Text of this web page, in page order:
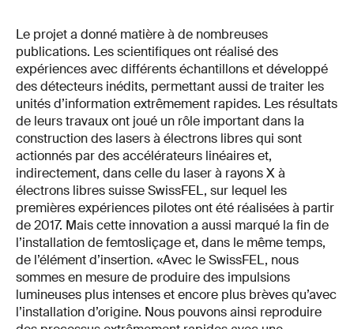
Le projet a donné matière à de nombreuses
publications. Les scientifiques ont réalisé des
expériences avec différents échantillons et développé
des détecteurs inédits, permettant aussi de traiter les
unités d’information extrêmement rapides. Les résultats
de leurs travaux ont joué un rôle important dans la
construction des lasers à électrons libres qui sont
actionnés par des accélérateurs linéaires et,
indirectement, dans celle du laser à rayons X à
électrons libres suisse SwissFEL, sur lequel les
premières expériences pilotes ont été réalisées à partir
de 2017. Mais cette innovation a aussi marqué la fin de
l’installation de femtosliçage et, dans le même temps,
de l’élément d’insertion. «Avec le SwissFEL, nous
sommes en mesure de produire des impulsions
lumineuses plus intenses et encore plus brèves qu’avec
l’installation d’origine. Nous pouvons ainsi reproduire